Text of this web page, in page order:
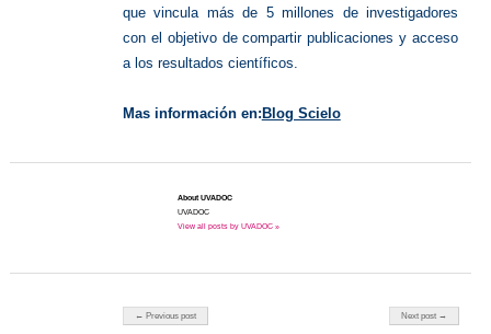
que vincula más de 5 millones de investigadores
con el objetivo de compartir publicaciones y acceso
a los resultados científicos.
Mas información en: Blog Scielo
About UVADOC
UVADOC
View all posts by UVADOC »
Post navigation
← Previous post Next post →